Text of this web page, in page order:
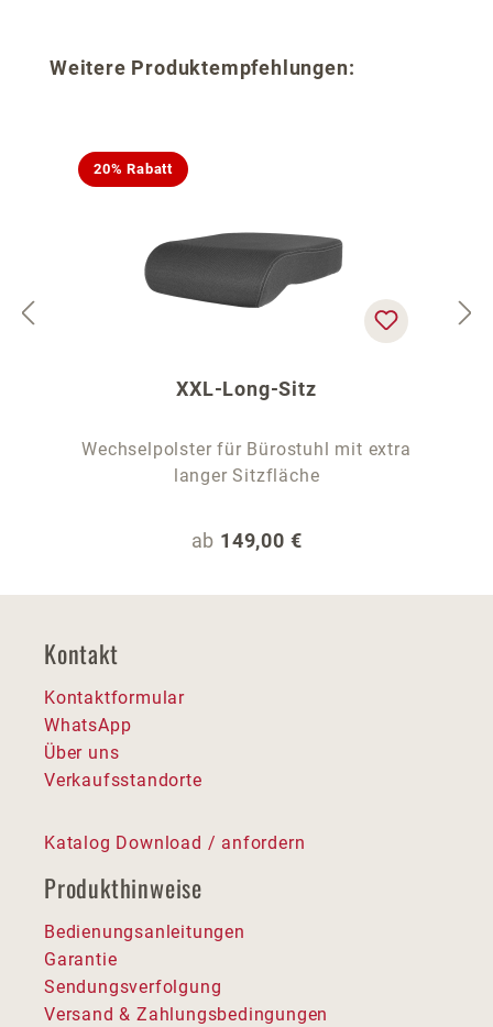
Produktgalerie überspringen
Weitere Produktempfehlungen:
20% Rabatt
XXL-Long-Sitz
Wechselpolster für Bürostuhl mit extra
langer Sitzfläche
Regulärer Preis:
ab 149,00 €
Kontakt
Kontaktformular
WhatsApp
Über uns
Verkaufsstandorte
Katalog Download / anfordern
Produkthinweise
Bedienungsanleitungen
Garantie
Sendungsverfolgung
Versand & Zahlungsbedingungen